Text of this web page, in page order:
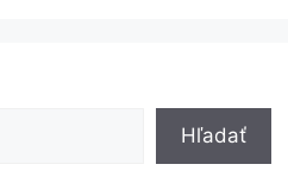
Hľadať